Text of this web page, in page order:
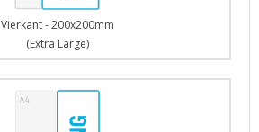
Vierkant - 200x200mm
(Extra Large)